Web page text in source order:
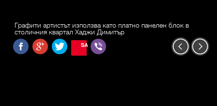
Графити артистът използва като платно панелен блок в
столичния квартал Хаджи Димитър
SAVE